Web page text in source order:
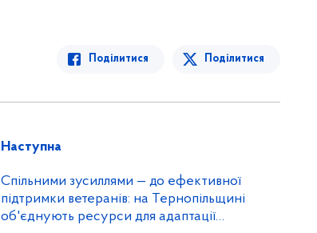
Поділитися Поділитися
Наступна
Спільними зусиллями — до ефективної
підтримки ветеранів: на Тернопільщині
об'єднують ресурси для адаптації